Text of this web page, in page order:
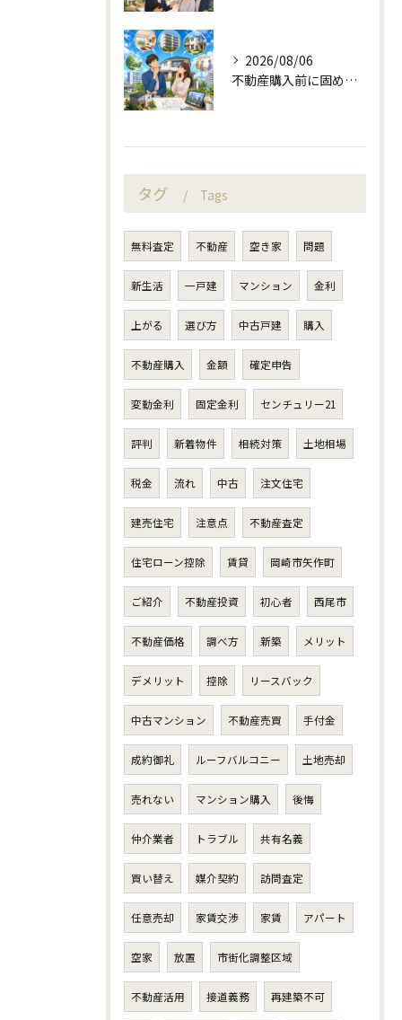
2026/08/06
不動産購入前に固める資金計画と住み替え判断
タグ Tags
無料査定 不動産 空き家 問題
新生活 一戸建 マンション 金利
上がる 選び方 中古戸建 購入
不動産購入 金額 確定申告
変動金利 固定金利 センチュリー21
評判 新着物件 相続対策 土地相場
税金 流れ 中古 注文住宅
建売住宅 注意点 不動産査定
住宅ローン控除 賃貸 岡崎市矢作町
ご紹介 不動産投資 初心者 西尾市
不動産価格 調べ方 新築 メリット
デメリット 控除 リースバック
中古マンション 不動産売買 手付金
成約御礼 ルーフバルコニー 土地売却
売れない マンション購入 後悔
仲介業者 トラブル 共有名義
買い替え 媒介契約 訪問査定
任意売却 家賃交渉 家賃 アパート
空家 放置 市街化調整区域
不動産活用 接道義務 再建築不可